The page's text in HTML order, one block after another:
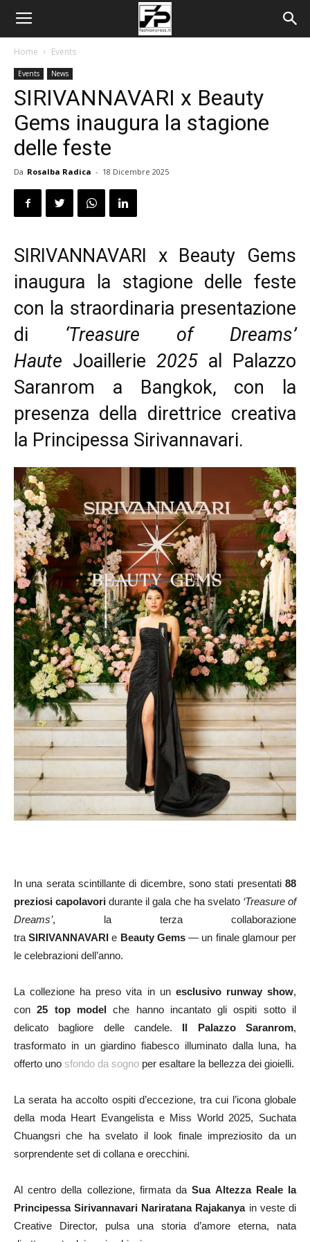
Home Events
Events News
SIRIVANNAVARI x Beauty
Gems inaugura la stagione
delle feste
Da Rosalba Radica - 18 Dicembre 2025
SIRIVANNAVARI x Beauty Gems
inaugura la stagione delle feste
con la straordinaria presentazione
di ‘Treasure of Dreams’
Haute Joaillerie 2025 al Palazzo
Saranrom a Bangkok, con la
presenza della direttrice creativa
la Principessa Sirivannavari.
In una serata scintillante di dicembre, sono stati presentati 88
preziosi capolavori durante il gala che ha svelato ‘Treasure of
Dreams’, la terza collaborazione
traSIRIVANNAVARI e Beauty Gems— un finale glamour per
le celebrazioni dell’anno.
La collezione ha preso vita in un esclusivo runway show,
con25 top modelche hanno incantato gli ospiti sotto il
delicato bagliore delle candele. Il Palazzo Saranrom,
trasformato in un giardino fiabesco illuminato dalla luna, ha
offerto uno sfondo da sogno per esaltare la bellezza dei gioielli.
La serata ha accolto ospiti d’eccezione, tra cui l’icona globale
della moda Heart Evangelista e Miss World 2025, Suchata
Chuangsri che ha svelato il look finale impreziosito da un
sorprendente set di collana e orecchini.
Al centro della collezione, firmata daSua Altezza Reale la
Principessa Sirivannavari Nariratana Rajakanyain veste di
Creative Director, pulsa una storia d’amore eterna, nata